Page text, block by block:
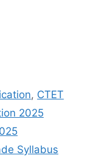
, CTET
2025
Syllabus